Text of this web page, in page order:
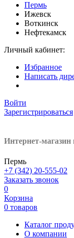
Пермь
Ижевск
Воткинск
Нефтекамск
Личный кабинет:
Избранное
Написать
Войти
Зарегистрироваться
Интернет-магазин
Пермь
+7 (342) 20-555-02
Заказать звонок
0
Корзина
0 товаров
Каталог
О компании